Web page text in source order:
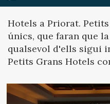
vpn_key Inicia sessió
Ubicació/nom de l'hotel
Hotels a Priorat.
únics, que faran que
qualsevol d'ells sigui
Petits Grans Hotels